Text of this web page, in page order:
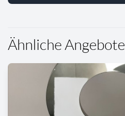
Ähnliche Angebote